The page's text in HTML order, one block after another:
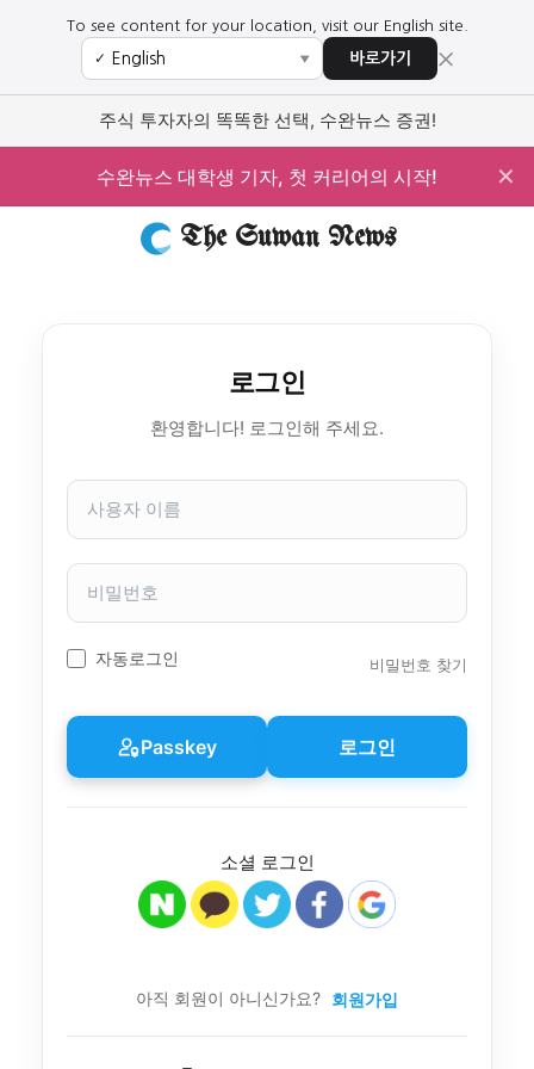
To see content for your location, visit our English site.
✓ ▼ 바로가기 ×
주식 투자자의 똑똑한 선택, 수완뉴스 증권!
수완뉴스 대학생 기자, 첫 커리어의 시작! ✕
The Suwan News
로그인
환영합니다! 로그인해 주세요.
사
자
이
비
번
호
자동로그인 비밀번호 찾기
Passkey 로그인
소셜 로그인
아직 회원이 아니신가요? 회원가입